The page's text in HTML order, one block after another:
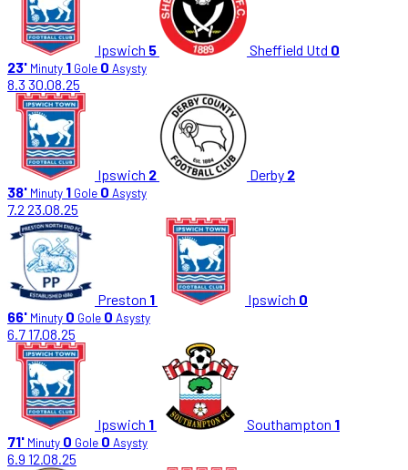
Ipswich 5 Sheffield Utd 0
23' Minuty 1 Gole 0 Asysty
8.3 30.08.25
Ipswich 2 Derby 2
38' Minuty 1 Gole 0 Asysty
7.2 23.08.25
Preston 1 Ipswich 0
66' Minuty 0 Gole 0 Asysty
6.717.08.25
Ipswich 1 Southampton 1
71' Minuty 0 Gole 0 Asysty
6.9 12.08.25